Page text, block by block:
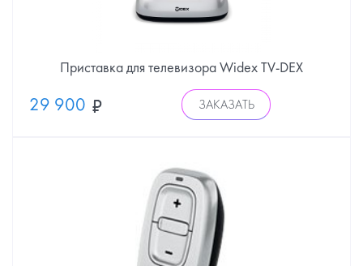
Приставка для телевизора Widex TV-DEX
29 900 ЗАКАЗАТЬ